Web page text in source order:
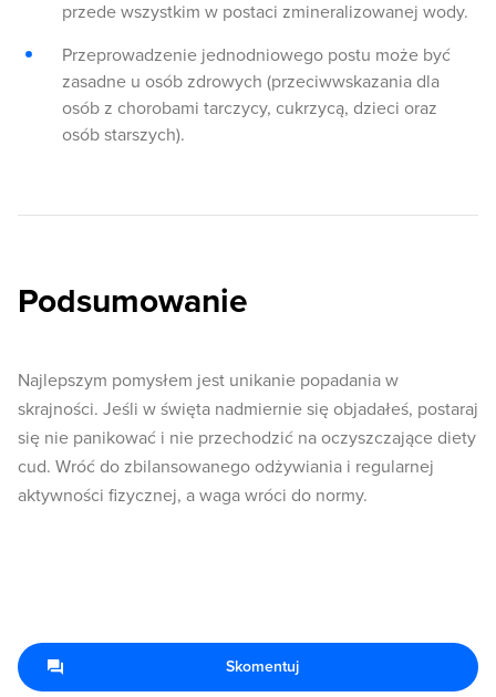
przede wszystkim w postaci zmineralizowanej wody.
Przeprowadzenie jednodniowego postu może być
zasadne u osób zdrowych (przeciwwskazania dla
osób z chorobami tarczycy, cukrzycą, dzieci oraz
osób starszych).
Podsumowanie
Najlepszym pomysłem jest unikanie popadania w
skrajności. Jeśli w święta nadmiernie się objadałeś, postaraj
się nie panikować i nie przechodzić na oczyszczające diety
cud. Wróć do zbilansowanego odżywiania i regularnej
aktywności fizycznej, a waga wróci do normy.
Skomentuj